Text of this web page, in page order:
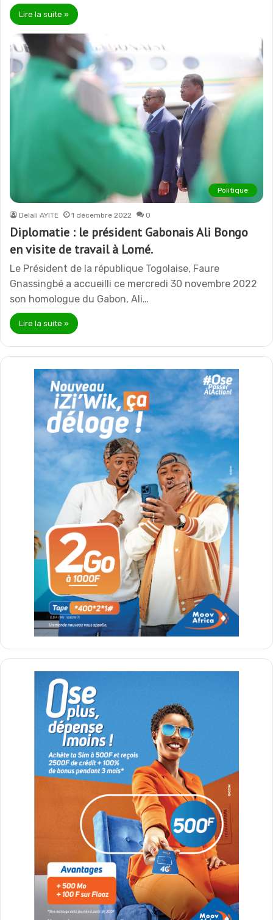
Lire la suite »
Politique
Delali AYITE 1 décembre 2022 0
Diplomatie : le président Gabonais Ali Bongo
en visite de travail à Lomé.
Le Président de la république Togolaise, Faure
Gnassingbé a accueilli ce mercredi 30 novembre 2022
son homologue du Gabon, Ali…
Lire la suite »